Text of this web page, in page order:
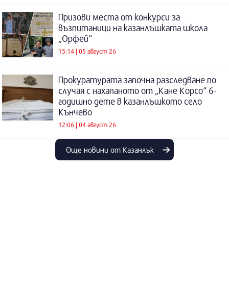
Призови места от конкурси за
възпитаници на казанлъшката школа
„Орфей“
15:14 | 05 август 26
Прокуратурата започна разследване по
случая с нахапаното от „Кане Корсо“ 6-
годишно дете в казанлъшкото село
Кънчево
12:06 | 04 август 26
Още новини от Казанлък